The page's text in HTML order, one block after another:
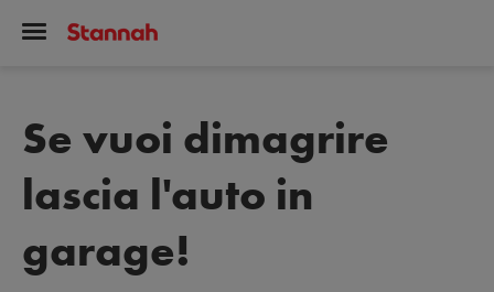
Se vuoi dimagrire
lascia l'auto in
garage!